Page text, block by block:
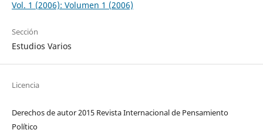
Vol. 1 (2006): Volumen 1 (2006)
Sección
Estudios Varios
Licencia
Derechos de autor 2015 Revista Internacional de Pensamiento
Político